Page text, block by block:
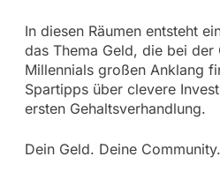
In diesen Räumen entsteht
das Thema Geld, die bei der
Millennials großen Anklang
Spartipps über clevere
ersten Gehaltsverhandlung.
Dein Geld. Deine Community.